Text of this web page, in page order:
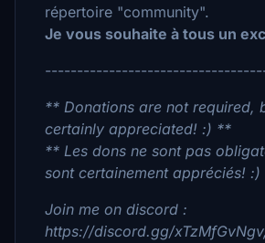
répertoire "community".
Je vous souhaite à tous un
** Donations are not required,
certainly appreciated! :) **
** Les dons ne sont pas
sont certainement appréciés!
Join me on discord :
https://discord.gg/